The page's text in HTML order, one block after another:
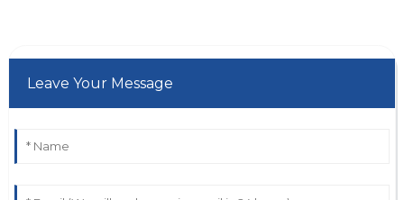
Leave Your Message